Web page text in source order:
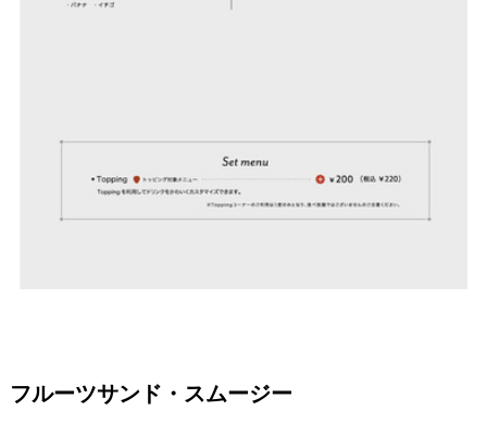
フルーツサンド・スムージー